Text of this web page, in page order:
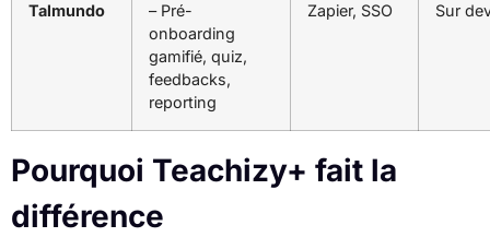
Talmundo
– Pré-
onboarding
gamifié, quiz,
feedbacks,
reporting
Zapier, SSO Sur
Pourquoi Teachizy+ fait la
différence